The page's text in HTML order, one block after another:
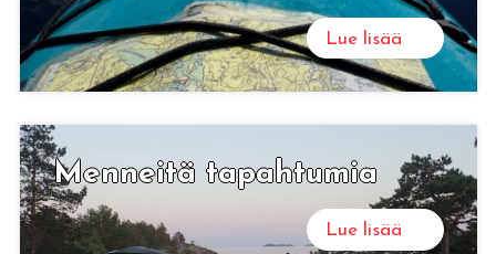
Lue lisää
Men­nei­tä ta­pah­tu­mia
Lue lisää